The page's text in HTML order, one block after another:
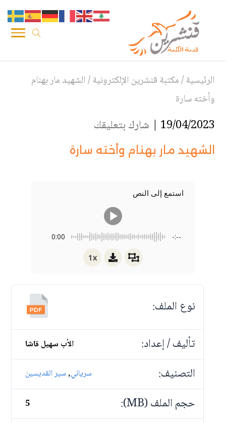
الرئيسية/مكتبة قنشرين الإلكترونية/الشهيد مار بهنام
وأخته سارة
19/04/2023 | شارك بتعليقك
الشهيد مار بهنام وأخته سارة
استمع إلى النص
0:00 -:--
1x
نوع الملف:
تأليف / إعداد:
الأب سهيل قاشا
التصنيف: سرياني,سير القديسين
حجم الملف (MB): 5